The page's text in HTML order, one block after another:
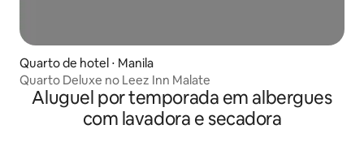
Quarto de hotel ⋅ Manila
Quarto Deluxe no Leez Inn Malate
Aluguel por temporada em albergues
com lavadora e secadora